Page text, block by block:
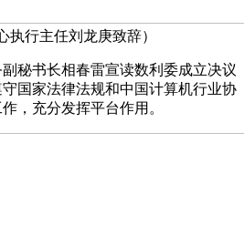
执行主任刘龙庚致辞）
秘书长相春雷宣读数利委成立决议
国家法律法规和中国计算机行业协
，充分发挥平台作用。